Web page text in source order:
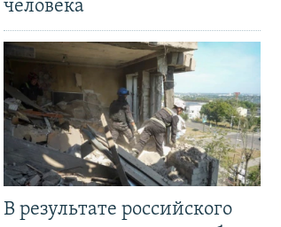
человека
В результате российского